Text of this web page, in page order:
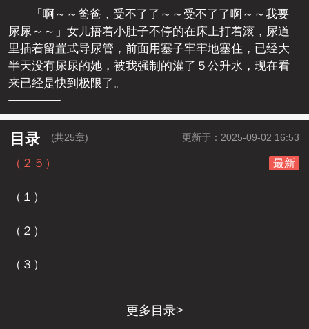
「啊～～爸爸，受不了了～～受不了了啊～～我要
尿尿～～」女儿捂着小肚子不停的在床上打着滚，尿道
里插着留置式导尿管，前面用塞子牢牢地塞住，已经大
半天没有尿尿的她，被我强制的灌了５公升水，现在看
来已经是快到极限了。
目录 (共25章) 更新于：2025-09-02 16:53
（２５） 最新
（１）
（２）
（３）
更多目录>